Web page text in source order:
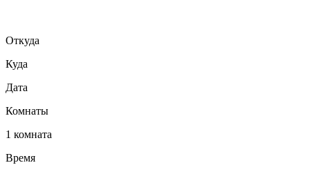
Откуда
Куда
Дата
Комнаты
1 комната
Время